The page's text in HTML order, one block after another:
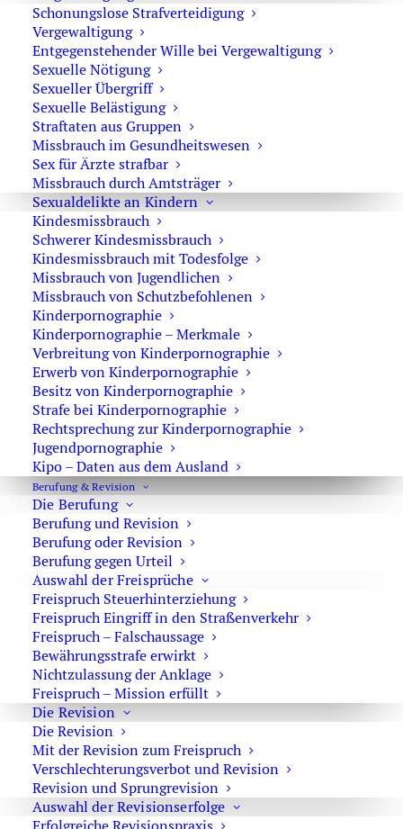
Schonungslose Strafverteidigung
Vergewaltigung
Entgegenstehender Wille bei Vergewaltigung
Sexuelle Nötigung
Sexueller Übergriff
Sexuelle Belästigung
Straftaten aus Gruppen
Missbrauch im Gesundheitswesen
Sex für Ärzte strafbar
Missbrauch durch Amtsträger
Sexualdelikte an Kindern
Kindesmissbrauch
Schwerer Kindesmissbrauch
Kindesmissbrauch mit Todesfolge
Missbrauch von Jugendlichen
Missbrauch von Schutzbefohlenen
Kinderpornographie
Kinderpornographie – Merkmale
Verbreitung von Kinderpornographie
Erwerb von Kinderpornographie
Besitz von Kinderpornographie
Strafe bei Kinderpornographie
Rechtsprechung zur Kinderpornographie
Jugendpornographie
Kipo – Daten aus dem Ausland
Berufung & Revision
Die Berufung
Berufung und Revision
Berufung oder Revision
Berufung gegen Urteil
Auswahl der Freisprüche
Freispruch Steuerhinterziehung
Freispruch Eingriff in den Straßenverkehr
Freispruch – Falschaussage
Bewährungsstrafe erwirkt
Nichtzulassung der Anklage
Freispruch – Mission erfüllt
Die Revision
Die Revision
Mit der Revision zum Freispruch
Verschlechterungsverbot und Revision
Revision und Sprungrevision
Auswahl der Revisionserfolge
Warum ein Strafverteidiger wichtig ist
Ein Strafverfahren kann erhebliche Auswirkungen auf
Ihre persönliche und berufliche Situation haben.
Als erfahrener Strafverteidiger in Berlin biete ich:
über 30 Jahre Erfahrung
konsequente und engagierte Verteidigung
individuelle Strategie statt Standardlösungen
diskrete und verlässliche Betreuung
Ich vertrete Ihre Interessen mit Nachdruck gegenüber
Polizei, Staatsanwaltschaft und Gericht.
Was Sie jetzt tun sollten Wenn gegen Sie ermittelt wird:
❌ keine Aussagen gegenüber Polizei oder
Staatsanwaltschaft
❌ keine eigenständige Kommunikation mit Behörden
✔ sofort anwaltliche Beratung einholen
Frühzeitige Verteidigung ist entscheidend.